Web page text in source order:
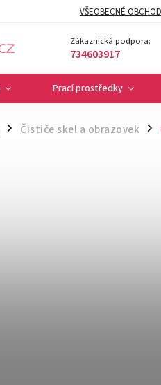
VŠEOBECNÉ
Zákaznická podpora:
734603917
Prací prostředky
/ Čističe skel a obrazovek /